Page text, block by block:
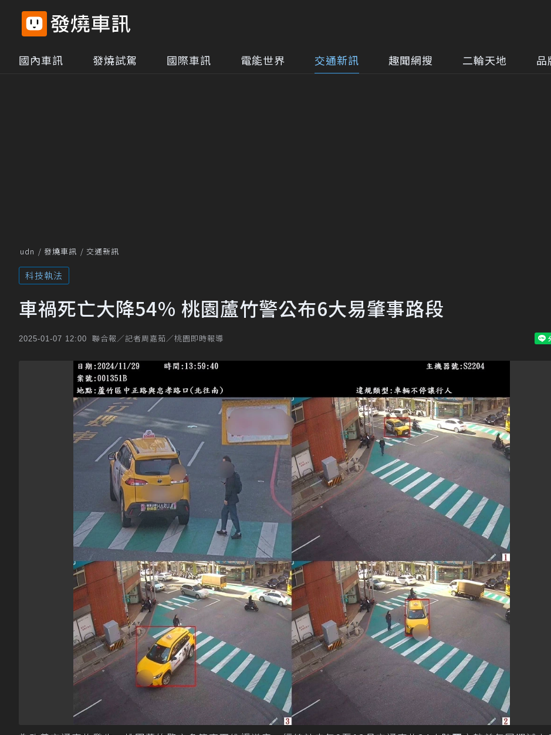
國內車訊 發燒試駕 國際車訊 電能世界 交通新訊 趣聞網搜 二輪天地 品
udn 發燒車訊 交通新訊
科技執法
車禍死亡大降54％ 桃園蘆竹警公布6大易肇事路段
2025-01-07 12:00 聯合報／記者周嘉茹／桃園即時報導